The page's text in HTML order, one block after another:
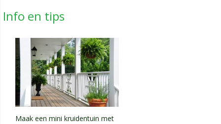
Info en tips
Maak een mini kruidentuin met